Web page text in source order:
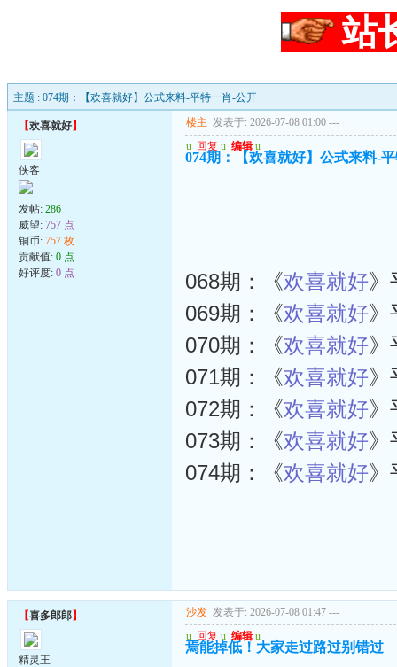
站
主题 : 074期：【欢喜就好】公式来料-平特一肖-公开
【欢喜就好】
侠客
发帖: 286
威望: 757 点
铜币: 757 枚
贡献值: 0 点
好评度: 0 点
楼主 发表于: 2026-07-08 01:00 ---
u 回复 u 编辑 u
074期：【欢喜就好】公式来料-
068期：《欢喜就好》
069期：《欢喜就好》
070期：《欢喜就好》
071期：《欢喜就好》
072期：《欢喜就好》
073期：《欢喜就好》
074期：《欢喜就好》
【喜多郎郎】
精灵王
沙发 发表于: 2026-07-08 01:47 ---
u 回复 u 编辑 u
焉能掉低！大家走过路过别错过